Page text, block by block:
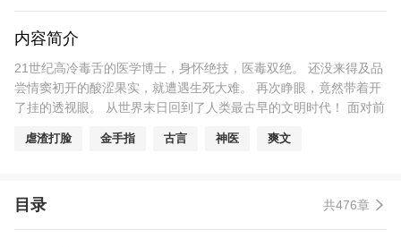
内容简介
21世纪高冷毒舌的医学博士，身怀绝技，医毒双绝。 还没来得及品
尝情窦初开的酸涩果实，就遭遇生死大难。 再次睁眼，竟然带着开
了挂的透视眼。 从世界末日回到了人类最古早的文明时代！ 面对前
我、爬！ 枪林弹雨我防不过，你们两个只会舞弄权术的弱鸡我还放
虐渣打脸 金手指 古言 神医 爽文
目录 共476章